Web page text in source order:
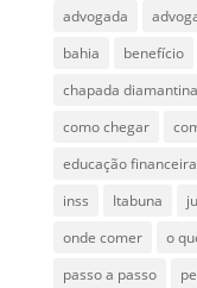
advogada
bahia
benefício
chapada diamantina
como chegar
educação financeira
inss
Itabuna
onde comer
o
passo a passo